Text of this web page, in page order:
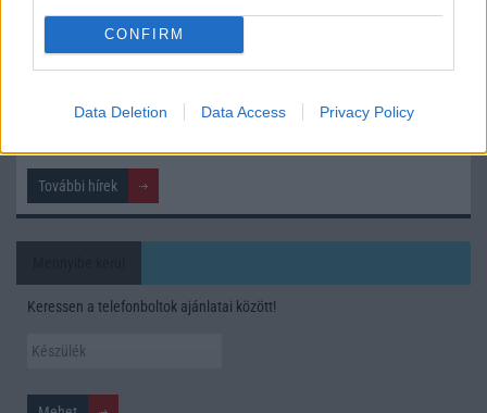
CONFIRM
Data Deletion Data Access Privacy Policy
A Galaxy S25 is megkaphatja a Galaxy S26 egyik legjobb
kamerás funkcióját
Itt a vég a Galaxy S23 széria számára: a One UI 9 lehet az
További hírek
Keressen a telefonboltok ajánlatai között!